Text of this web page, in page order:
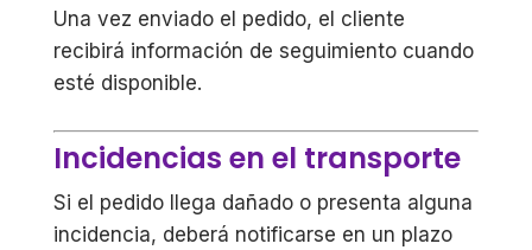
Una vez enviado el pedido, el cliente
recibirá información de seguimiento cuando
esté disponible.
Incidencias en el transporte
Si el pedido llega dañado o presenta alguna
incidencia, deberá notificarse en un plazo